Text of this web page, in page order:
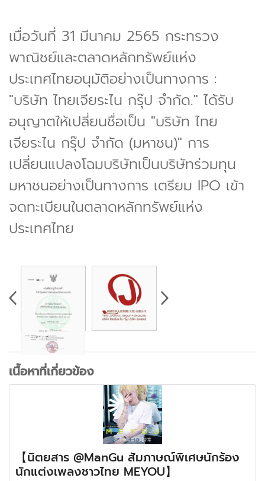
เมื่อวันที่ 31 มีนาคม 2565 กระทรวง
พาณิชย์และตลาดหลักทรัพย์แห่ง
ประเทศไทยอนุมัติอย่างเป็นทางการ :
"บริษัท ไทยเจียระไน กรุ๊ป จำกัด." ได้รับ
อนุญาตให้เปลี่ยนชื่อเป็น "บริษัท ไทย
เจียระไน กรุ๊ป จำกัด (มหาชน)" การ
เปลี่ยนแปลงโฉมบริษัทเป็นบริษัทร่วมทุน
มหาชนอย่างเป็นทางการ เตรียม IPO เข้า
จดทะเบียนในตลาดหลักทรัพย์แห่ง
ประเทศไทย
เนื้อหาที่เกี่ยวข้อง
【นิตยสาร @ManGu สัมภาษณ์พิเศษนักร้อง
นักแต่งเพลงชาวไทย MEYOU】